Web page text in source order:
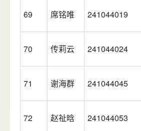
69 席铭唯 241044019
70 传莉云 241044024
71 谢海群 241044045
72 赵祉晗 241044053